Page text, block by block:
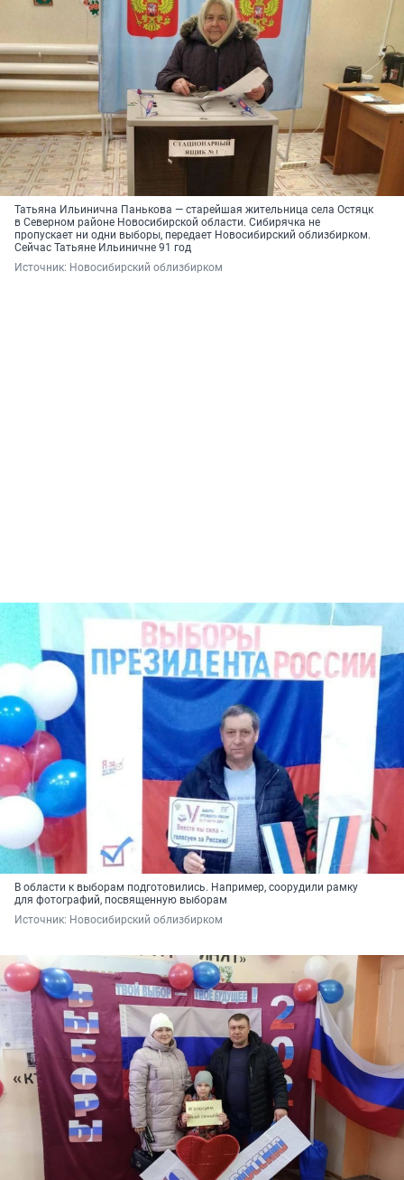
Татьяна Ильинична Панькова — старейшая жительница села Остяцк
в Северном районе Новосибирской области. Сибирячка не
пропускает ни одни выборы, передает Новосибирский облизбирком.
Сейчас Татьяне Ильиничне 91 год
Источник: Новосибирский облизбирком
В области к выборам подготовились. Например, соорудили рамку
для фотографий, посвященную выборам
Источник: Новосибирский облизбирком